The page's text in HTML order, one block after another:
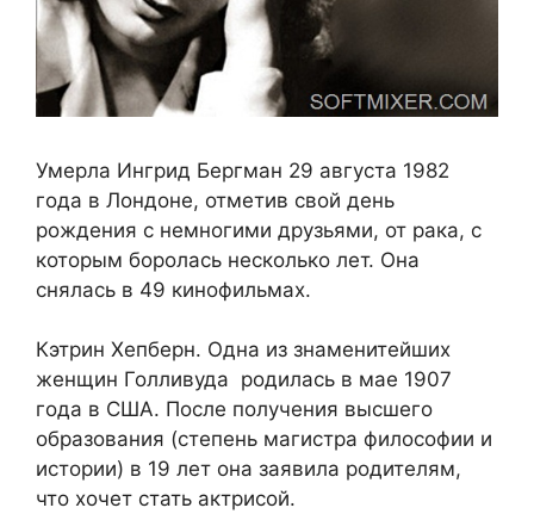
Умерла Ингрид Бергман 29 августа 1982
года в Лондоне, отметив свой день
рождения с немногими друзьями, от рака, с
которым боролась несколько лет. Она
снялась в 49 кинофильмах.
Кэтрин Хепберн. Одна из знаменитейших
женщин Голливуда родилась в мае 1907
года в США. После получения высшего
образования (степень магистра философии и
истории) в 19 лет она заявила родителям,
что хочет стать актрисой.